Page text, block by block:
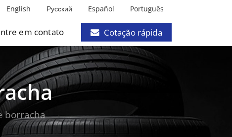
English Русский Español Português
em contato Cotação rápida
borracha